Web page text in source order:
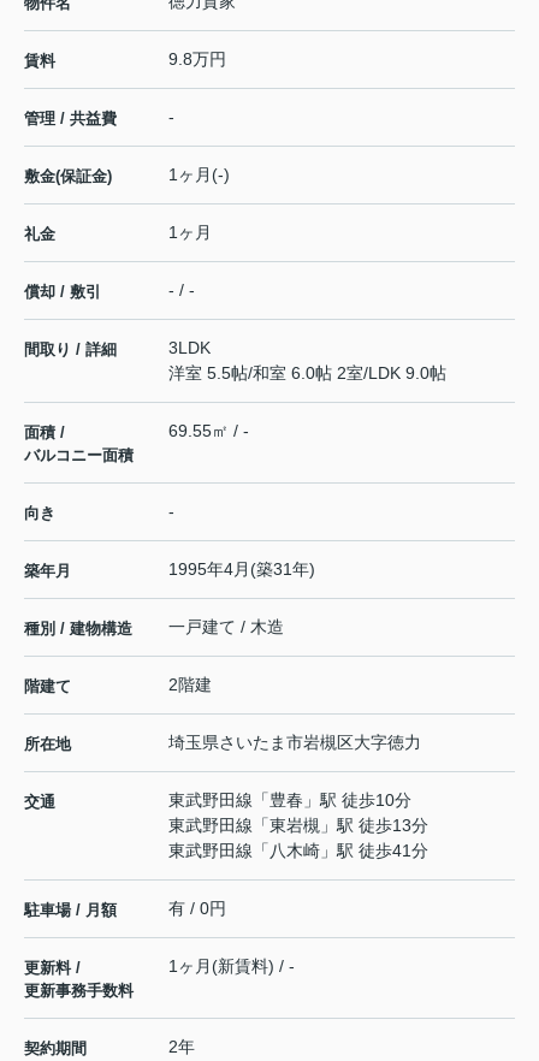
賃料 9.8万円
管理 / 共益費 -
敷金(保証金) 1ヶ月(-)
礼金 1ヶ月
償却 / 敷引 - / -
間取り / 詳細
3LDK
洋室 5.5帖/和室 6.0帖 2室/LDK 9.0帖
面積 /
バルコニー面積
69.55㎡ / -
向き -
築年月 1995年4月(築31年)
種別 / 建物構造 一戸建て / 木造
階建て 2階建
所在地 埼玉県さいたま市岩槻区大字徳力
交通 東武野田線 「豊春 」駅 徒歩10分
東武野田線 「東岩槻 」駅 徒歩13分
東武野田線 「 八木崎 」駅 徒歩41分
駐車場 / 月額 有 / 0円
更新料 /
更新事務手数料
1ヶ月(新賃料) / -
契約期間 2年